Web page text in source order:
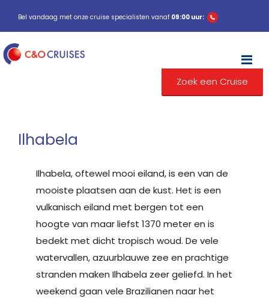
Bel vandaag met onze cruise specialisten vanaf 09:00 uur:
Zoek een Cruise
Ilhabela
Ilhabela, oftewel mooi eiland, is een van de
mooiste plaatsen aan de kust. Het is een
vulkanisch eiland met bergen tot een
hoogte van maar liefst 1370 meter en is
bedekt met dicht tropisch woud. De vele
watervallen, azuurblauwe zee en prachtige
stranden maken Ilhabela zeer geliefd. In het
weekend gaan vele Brazilianen naar het